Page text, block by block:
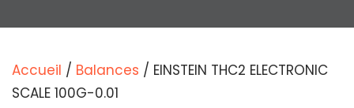
Accueil / Balances / EINSTEIN THC2 ELECTRONIC
SCALE 100G-0.01